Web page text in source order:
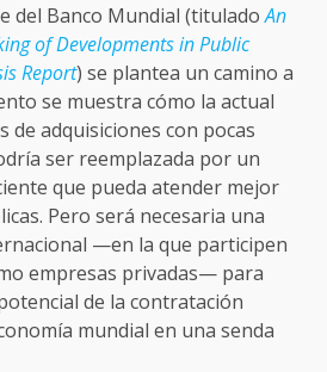
del Banco Mundial (tituladoAn
of Developments in Public
Report) se plantea un camino a
se muestra cómo la actual
de adquisiciones con pocas
ser reemplazada por un
que pueda atender mejor
Pero será necesaria una
—en la que participen
empresas privadas— para
de la contratación
mundial en una senda